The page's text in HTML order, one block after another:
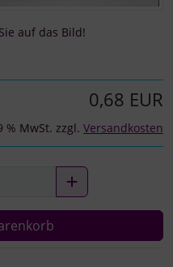
auf das Bild!
0,68 EUR
% MwSt. zzgl. Versandkosten